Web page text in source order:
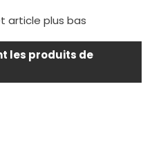
article plus bas
les produits de